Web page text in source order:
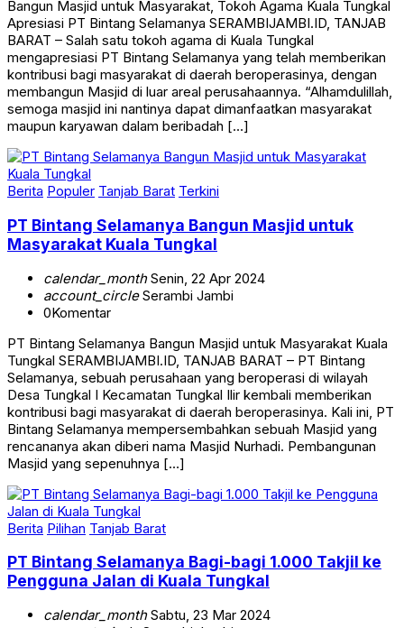
Apresiasi PT Bintang Selamanya SERAMBIJAMBI.ID, TANJAB
BARAT – Salah satu tokoh agama di Kuala Tungkal
mengapresiasi PT Bintang Selamanya yang telah memberikan
kontribusi bagi masyarakat di daerah beroperasinya, dengan
membangun Masjid di luar areal perusahaannya. “Alhamdulillah,
semoga masjid ini nantinya dapat dimanfaatkan masyarakat
maupun karyawan dalam beribadah […]
Berita Populer
Masyarakat Kuala Tungkal
account_circleSerambi Jambi
0Komentar
Tungkal SERAMBIJAMBI.ID, TANJAB BARAT – PT Bintang
Selamanya, sebuah perusahaan yang beroperasi di wilayah
Desa Tungkal I Kecamatan Tungkal Ilir kembali memberikan
kontribusi bagi masyarakat di daerah beroperasinya. Kali ini, PT
Bintang Selamanya mempersembahkan sebuah Masjid yang
rencananya akan diberi nama Masjid Nurhadi. Pembangunan
Masjid yang sepenuhnya […]
Berita Pilihan Tanjab Barat
Pengguna Jalan di Kuala Tungkal
account_circleSerambi Jambi